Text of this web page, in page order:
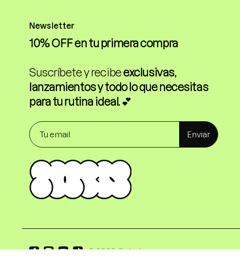
Newsletter
10% OFF en tu primera compra
Suscríbete y recibeexclusivas,
lanzamientos y todo lo que necesitas
para tu rutina ideal.💕
Enviar
© 2026,Sokobox.